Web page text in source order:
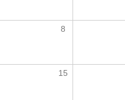
8
15